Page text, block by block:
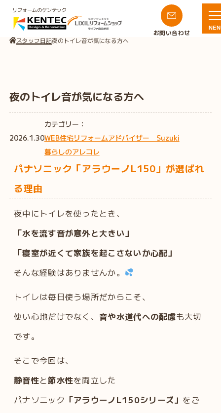
リフォームのケンテック
お問い合わせ
スタッフ日記夜のトイレ音が気になる方へ
夜のトイレ音が気になる方へ
2026.1.30
カテゴリー：
WEB住宅リフォームアドバイザー Suzuki
暮らしのアレコレ
パナソニック「アラウーノL150」が選ばれ
る理由
夜中にトイレを使ったとき、
「水を流す音が意外と大きい」
「寝室が近くて家族を起こさないか心配」
そんな経験はありませんか。
トイレは毎日使う場所だからこそ、
使い心地だけでなく、 音や水道代への配慮も大切
です。
そこで今回は、
静音性と節水性を両立した
パナソニック 「アラウーノL150シリーズ」 をご